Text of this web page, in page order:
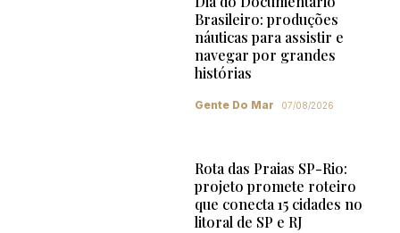
Brasileiro: produções
náuticas para assistir e
navegar por grandes
histórias
Gente Do Mar 07/08/2026
Rota das Praias SP-Rio:
projeto promete roteiro
que conecta 15 cidades no
litoral de SP e RJ